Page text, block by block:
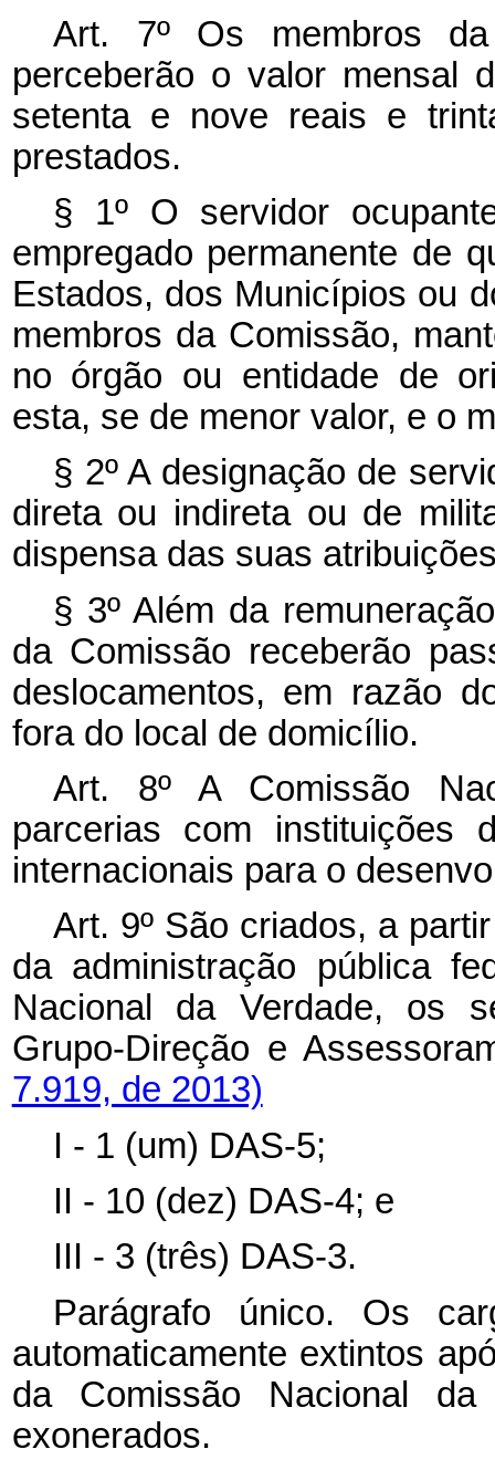
Art. 7º Os membros
perceberão o valor mensal
setenta e nove reais e
prestados.
§ 1º O servidor
empregado permanente de
Estados, dos Municípios ou
membros da Comissão,
no órgão ou entidade de
esta, se de menor valor, e o
§ 2º A designação de
direta ou indireta ou de
dispensa das suas
§ 3º Além da
da Comissão receberão
deslocamentos, em razão
fora do local de domicílio.
Art. 8º A Comissão
parcerias com instituições
internacionais para o
Art. 9º São criados, a
da administração pública
Nacional da Verdade, os
Grupo-Direção e
7.919, de 2013)
I - 1 (um) DAS-5;
II - 10 (dez) DAS-4; e
III - 3 (três) DAS-3.
Parágrafo único. Os
automaticamente extintos
da Comissão Nacional
exonerados.